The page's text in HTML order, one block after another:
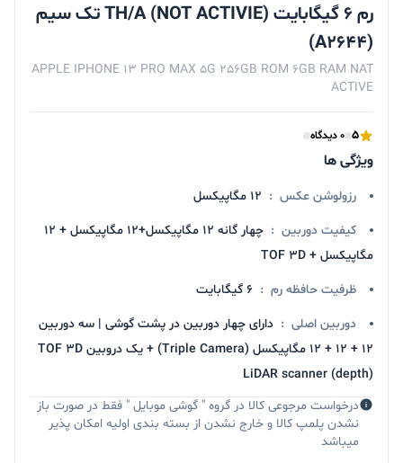
رم 6 گیگابایت (NOT ACTIVIE) TH/A تک سیم
(A2644)
APPLE IPHONE 13 PRO MAX 5G 256GB ROM 6GB RAM NAT
ACTIVE
5 0 دیدگاه
ویژگی ها
رزولوشن عکس : 12 مگاپیکسل
کیفیت دوربین :
چهار گانه 12 مگاپیکسل+12 مگاپیکسل + 12
مگاپیکسل + TOF 3D
ظرفیت حافظه رم : 6 گیگابایت
دوربین اصلی : دارای چهار دوربین در پشت گوشی | سه دوربین
12 + 12 + 12 مگاپیکسل (Triple Camera) + یک دروبین TOF 3D
LiDAR scanner (depth)
درخواست مرجوعی کالا در گروه " گوشی موبایل " فقط در صورت باز
نشدن پلمپ کالا و خارج نشدن از بسته بندی اولیه امکان پذیر
میباشد